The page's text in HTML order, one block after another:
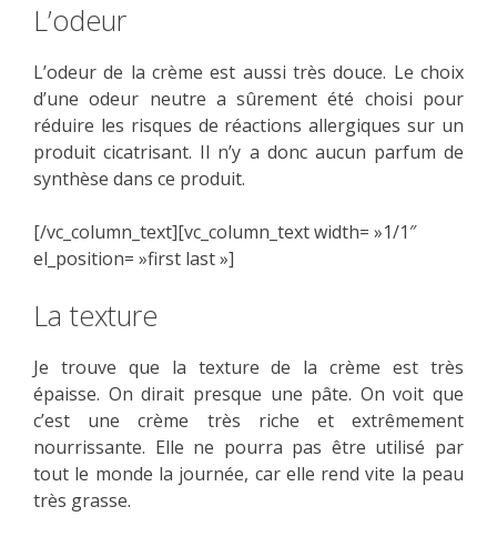
L’odeur
L’odeur de la crème est aussi très douce. Le choix
d’une odeur neutre a sûrement été choisi pour
réduire les risques de réactions allergiques sur un
produit cicatrisant. Il n’y a donc aucun parfum de
synthèse dans ce produit.
[/vc_column_text][vc_column_text width= »1/1″
el_position= »first last »]
La texture
Je trouve que la texture de la crème est très
épaisse. On dirait presque une pâte. On voit que
c’est une crème très riche et extrêmement
nourrissante. Elle ne pourra pas être utilisé par
tout le monde la journée, car elle rend vite la peau
très grasse.